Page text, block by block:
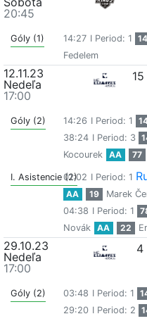
20:45
Góly (1) 14:27 I Period: 1 14
Fedelem
12.11.23
Nedeľa
17:00
15
Góly (2) 14:26 I Period: 1
38:24 I Period: 3
Kocourek
AA 77
I. Asistencie (2)
01:02 I Period: 1
AA
19
Marek
04:38 I Period: 1
Novák
AA 22
29.10.23
Nedeľa
17:00
4
Góly (2) 03:48 I Period: 1
29:20 I Period: 2